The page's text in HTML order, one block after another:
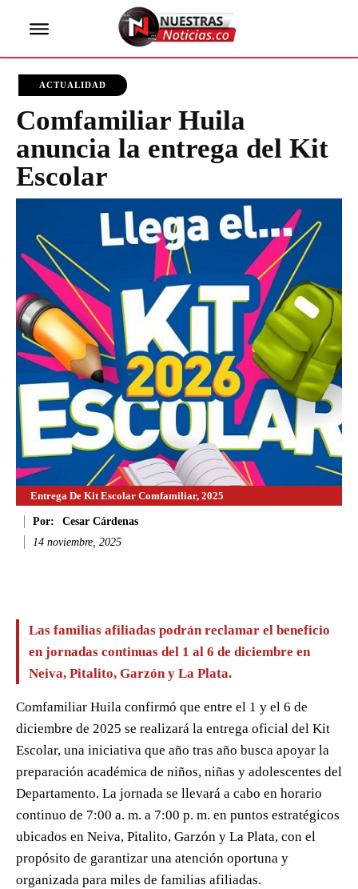
ACTUALIDAD
Comfamiliar Huila
anuncia la entrega del Kit
Escolar
Entrega De Kit Escolar Comfamiliar, 2025
Por:
Cesar Cárdenas
14 noviembre, 2025
Las familias afiliadas podrán reclamar el beneficio
en jornadas continuas del 1 al 6 de diciembre en
Neiva, Pitalito, Garzón y La Plata.
Comfamiliar Huila confirmó que entre el 1 y el 6 de
diciembre de 2025 se realizará la entrega oficial del Kit
Escolar, una iniciativa que año tras año busca apoyar la
preparación académica de niños, niñas y adolescentes del
Departamento. La jornada se llevará a cabo en horario
continuo de 7:00 a. m. a 7:00 p. m. en puntos estratégicos
ubicados en Neiva, Pitalito, Garzón y La Plata, con el
propósito de garantizar una atención oportuna y
organizada para miles de familias afiliadas.